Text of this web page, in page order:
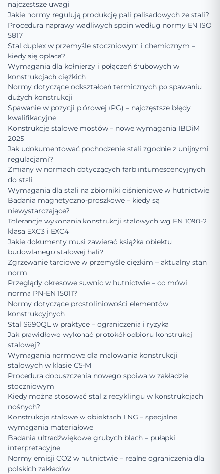
najczęstsze uwagi
Jakie normy regulują produkcję pali palisadowych ze stali?
Procedura naprawy wadliwych spoin według normy EN ISO
5817
Stal duplex w przemyśle stoczniowym i chemicznym –
kiedy się opłaca?
Wymagania dla kołnierzy i połączeń śrubowych w
konstrukcjach ciężkich
Normy dotyczące odkształceń termicznych po spawaniu
dużych konstrukcji
Spawanie w pozycji piórowej (PG) – najczęstsze błędy
kwalifikacyjne
Konstrukcje stalowe mostów – nowe wymagania IBDiM
2025
Jak udokumentować pochodzenie stali zgodnie z unijnymi
regulacjami?
Zmiany w normach dotyczących farb intumescencyjnych
do stali
Wymagania dla stali na zbiorniki ciśnieniowe w hutnictwie
Badania magnetyczno-proszkowe – kiedy są
niewystarczające?
Tolerancje wykonania konstrukcji stalowych wg EN 1090-2
klasa EXC3 i EXC4
Jakie dokumenty musi zawierać książka obiektu
budowlanego stalowej hali?
Zgrzewanie tarciowe w przemyśle ciężkim – aktualny stan
norm
Przeglądy okresowe suwnic w hutnictwie – co mówi
norma PN-EN 15011?
Normy dotyczące prostoliniowości elementów
konstrukcyjnych
Stal S690QL w praktyce – ograniczenia i ryzyka
Jak prawidłowo wykonać protokół odbioru konstrukcji
stalowej?
Wymagania normowe dla malowania konstrukcji
stalowych w klasie C5-M
Procedura dopuszczenia nowego spoiwa w zakładzie
stoczniowym
Kiedy można stosować stal z recyklingu w konstrukcjach
nośnych?
Konstrukcje stalowe w obiektach LNG – specjalne
wymagania materiałowe
Badania ultradźwiękowe grubych blach – pułapki
interpretacyjne
Normy emisji CO2 w hutnictwie – realne ograniczenia dla
polskich zakładów